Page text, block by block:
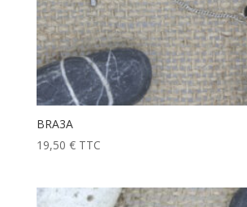
BRA3A
19,50 € TTC